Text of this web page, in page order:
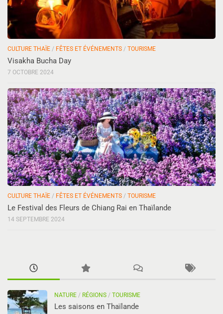
CULTURE THAÏE / FÊTES ET ÉVÉNEMENTS / TOURISME
Visakha Bucha Day
7 OCTOBRE 2024
CULTURE THAÏE / FÊTES ET ÉVÉNEMENTS / TOURISME
Le Festival des Fleurs de Chiang Rai en Thaïlande
14 SEPTEMBRE 2024
NATURE / RÉGIONS / TOURISME
Les saisons en Thaïlande